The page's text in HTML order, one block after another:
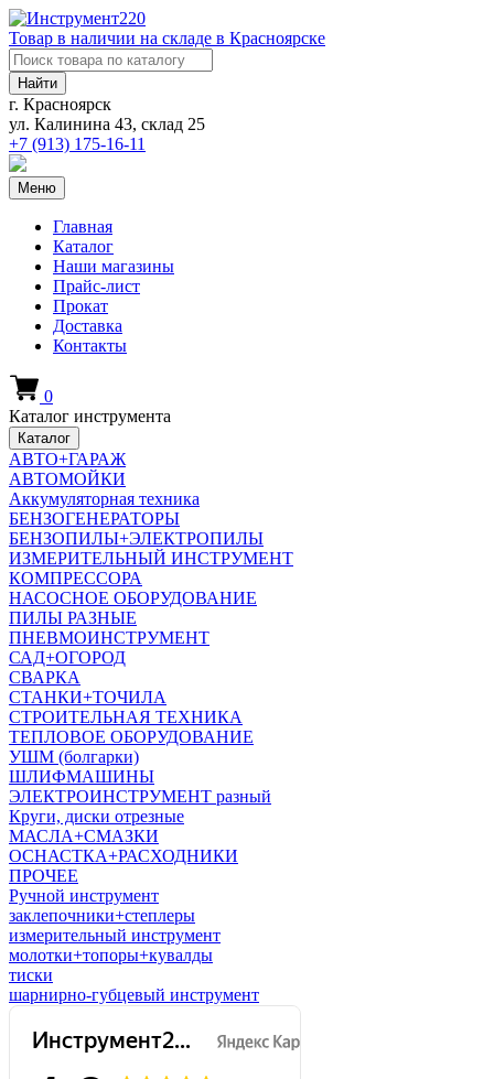
Товар в наличии на складе в Красноярске
Найти
г. Красноярск
ул. Калинина 43, склад 25
+7 (913) 175-16-11
Меню
Главная
Каталог
Наши магазины
Прайс-лист
Прокат
Доставка
Контакты
0
Каталог инструмента
Каталог
АВТО+ГАРАЖ
АВТОМОЙКИ
Аккумуляторная техника
БЕНЗОГЕНЕРАТОРЫ
БЕНЗОПИЛЫ+ЭЛЕКТРОПИЛЫ
ИЗМЕРИТЕЛЬНЫЙ ИНСТРУМЕНТ
КОМПРЕССОРА
НАСОСНОЕ ОБОРУДОВАНИЕ
ПИЛЫ РАЗНЫЕ
ПНЕВМОИНСТРУМЕНТ
САД+ОГОРОД
СВАРКА
СТАНКИ+ТОЧИЛА
СТРОИТЕЛЬНАЯ ТЕХНИКА
ТЕПЛОВОЕ ОБОРУДОВАНИЕ
УШМ (болгарки)
ШЛИФМАШИНЫ
ЭЛЕКТРОИНСТРУМЕНТ разный
Круги, диски отрезные
МАСЛА+СМАЗКИ
ОСНАСТКА+РАСХОДНИКИ
ПРОЧЕЕ
Ручной инструмент
заклепочники+степлеры
измерительный инструмент
молотки+топоры+кувалды
тиски
шарнирно-губцевый инструмент